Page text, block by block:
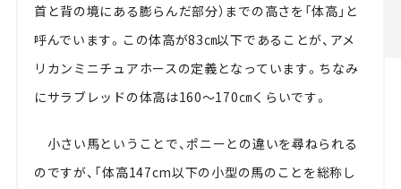
首と背の境にある膨らんだ部分）までの高さを「体高」と
呼んでいます。この体高が83㎝以下であることが、アメ
リカンミニチュアホースの定義となっています。ちなみ
にサラブレッドの体高は160～170㎝くらいです。
小さい馬ということで、ポニーとの違いを尋ねられる
のですが、「体高147cm以下の小型の馬のことを総称し